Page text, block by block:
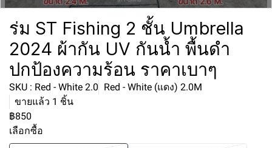
ร่ม ST Fishing 2 ชั้น Umbrella
2024 ผ้ากัน UV กันน้ำ พื้นดำ
ปกป้องความร้อน ราคาเบาๆ
SKU : Red - White 2.0 Red - White (แดง) 2.0M
ขายแล้ว 1 ชิ้น
฿850
เลือกซื้อ